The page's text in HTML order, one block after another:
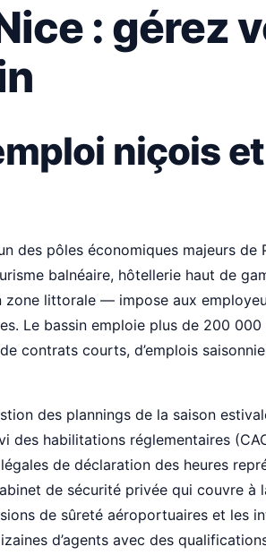
: gérez
niçois
des pôles économiques majeurs de
balnéaire, hôtellerie haut de
zone littorale — impose aux
Le bassin emploie plus de 200 000
contrats courts, d’emplois
des plannings de la saison
des habilitations réglementaires
de déclaration des heures
de sécurité privée qui couvre à
de sûreté aéroportuaires et les
d’agents avec des